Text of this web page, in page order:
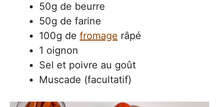
50g de beurre
50g de farine
100g de fromage râpé
1 oignon
Sel et poivre au goût
Muscade (facultatif)